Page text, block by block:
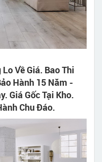
Về Giá. Bao Thi
Hành 15 Năm -
Giá Gốc Tại Kho.
Chu Đáo.